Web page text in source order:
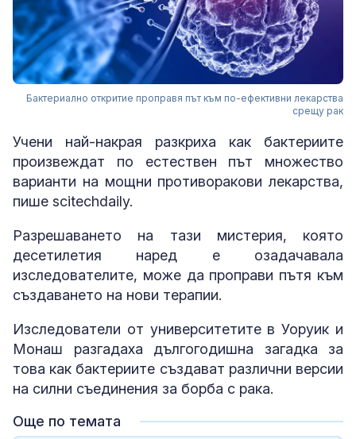
Бактериално откритие проправя път към по-ефективни лекарства
срещу рак
Учени най-накрая разкриха как бактериите
произвеждат по естествен път множество
варианти на мощни противоракови лекарства,
пише scitechdaily.
Разрешаването на тази мистерия, която
десетилетия наред е озадачавала
изследователите, може да проправи пътя към
създаването на нови терапии.
Изследователи от университетите в Уоруик и
Монаш разгадаха дългогодишна загадка за
това как бактериите създават различни версии
на силни съединения за борба с рака.
Още по темата